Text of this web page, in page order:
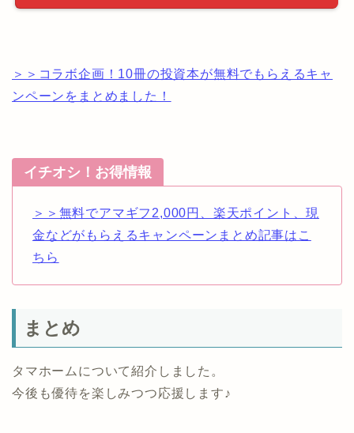
＞＞コラボ企画！10冊の投資本が無料でもらえるキャ
ンペーンをまとめました！
イチオシ！お得情報
＞＞無料でアマギフ2,000円、楽天ポイント、現
金などがもらえるキャンペーンまとめ記事はこ
ちら
まとめ
タマホームについて紹介しました。
今後も優待を楽しみつつ応援します♪